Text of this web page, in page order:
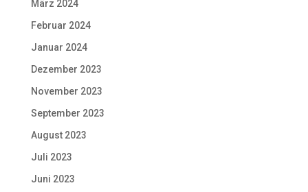
März 2024
Februar 2024
Januar 2024
Dezember 2023
November 2023
September 2023
August 2023
Juli 2023
Juni 2023